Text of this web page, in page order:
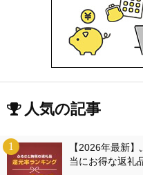
人気の記事
【2026年最新
当にお得な返礼